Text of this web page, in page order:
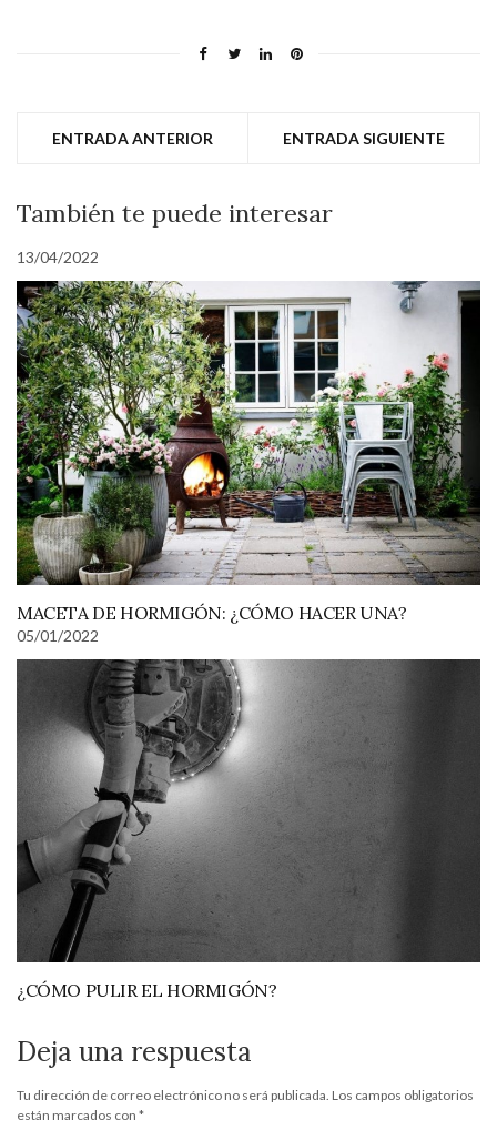
ENTRADA ANTERIOR ENTRADA SIGUIENTE
También te puede interesar
13/04/2022
MACETA DE HORMIGÓN: ¿CÓMO HACER UNA?
05/01/2022
¿CÓMO PULIR EL HORMIGÓN?
Deja una respuesta
Tu dirección de correo electrónico no será publicada. Los campos obligatorios
están marcados con *